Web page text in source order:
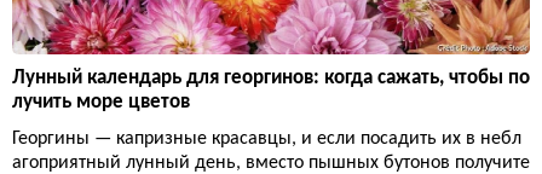
Лунный календарь для георгинов: когда сажать, чтобы по
лучить море цветов
Георгины — капризные красавцы, и если посадить их в небл
агоприятный лунный день, вместо пышных бутонов получите